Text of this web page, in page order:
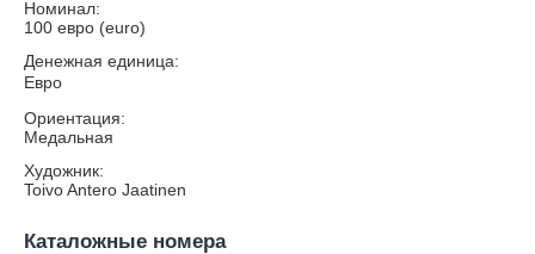
Номинал:
100 евро (euro)
Денежная единица:
Евро
Ориентация:
Медальная
Художник:
Toivo Antero Jaatinen
Каталожные номера